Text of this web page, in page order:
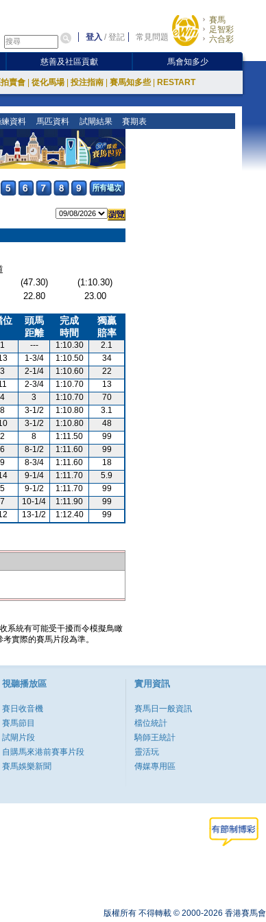
登入 /登記 常見問題
賽馬
足智彩
六合彩
慈善及社區貢獻 馬會知多少
賣會 從化馬場 投注指南 賽馬知多些 RESTART
資料 馬匹資料 試閘結果 賽期表
(47.30)
(1:10.30)
22.80 23.00
位
頭馬
距離
完成
時間
獨贏
賠率
1 --- 1:10.30
2.1
1-3/4 1:10.50
34
3 2-1/4 1:10.60
22
2-3/4 1:10.70
13
4 3 1:10.70
70
8 3-1/2 1:10.80
3.1
3-1/2 1:10.80
48
2 8 1:11.50
99
6 8-1/2 1:11.60
99
9 8-3/4 1:11.60
18
9-1/4 1:11.70
5.9
5 9-1/2 1:11.70
99
7 10-1/4 1:11.90
99
13-1/2 1:12.40 99
系統有可能受干擾而令模擬鳥瞰
實際的賽馬片段為準。
視聽播放區
賽日收音機
賽馬節目
試閘片段
自購馬來港前賽事片段
賽馬娛樂新聞
實用資訊
賽馬日一般資訊
檔位統計
騎師王統計
靈活玩
傳媒專用區
版權所有 不得轉載 © 2000-2026 香港賽馬會